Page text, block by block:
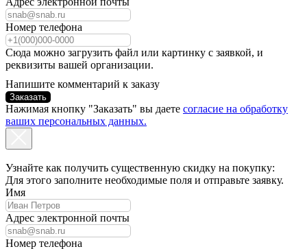
Номер телефона
Сюда можно загрузить файл или картинку с заявкой, и
реквизиты вашей организации.
Напишите комментарий к заказу
Заказать
Нажимая кнопку "Заказать" вы даете согласие на обработку
ваших персональных данных.
Узнайте как получить существенную скидку на покупку:
Для этого заполните необходимые поля и отправьте заявку.
Имя
Адрес электронной почты
Номер телефона